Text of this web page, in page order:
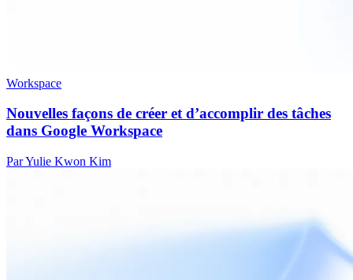
Workspace
Nouvelles façons de créer et d’accomplir des tâches
dans Google Workspace
Par Yulie Kwon Kim